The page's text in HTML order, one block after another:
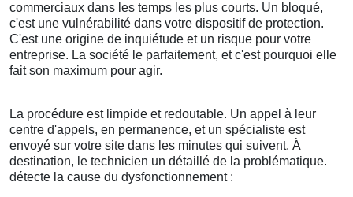
commerciaux dans les temps les plus courts. Un bloqué,
c'est une vulnérabilité dans votre dispositif de protection.
C'est une origine de inquiétude et un risque pour votre
entreprise. La société le parfaitement, et c'est pourquoi elle
fait son maximum pour agir.
La procédure est limpide et redoutable. Un appel à leur
centre d'appels, en permanence, et un spécialiste est
envoyé sur votre site dans les minutes qui suivent. À
destination, le technicien un détaillé de la problématique.
détecte la cause du dysfonctionnement :